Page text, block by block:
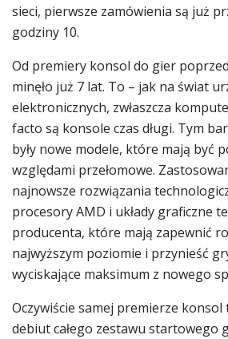
sieci, pierwsze zamówienia są już
godziny 10.
Od premiery konsol do gier
minęło już 7 lat. To – jak na świat
elektronicznych, zwłaszcza
facto są konsole czas długi. Tym
były nowe modele, które mają być
względami przełomowe.
najnowsze rozwiązania
procesory AMD i układy graficzne
producenta, które mają zapewnić
najwyższym poziomie i przynieść
wyciskające maksimum z nowego
Oczywiście samej premierze konsol
debiut całego zestawu startowego